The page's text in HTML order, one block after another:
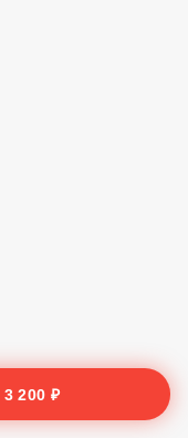
3 200 ₽